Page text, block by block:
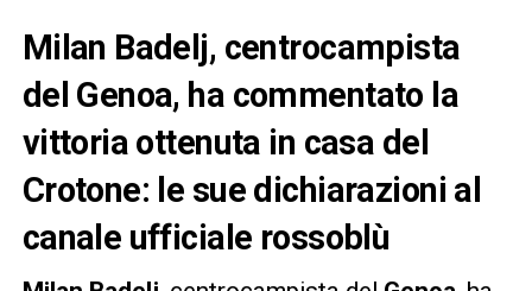
Milan Badelj, centrocampista
del Genoa, ha commentato la
vittoria ottenuta in casa del
Crotone: le sue dichiarazioni al
canale ufficiale rossoblù